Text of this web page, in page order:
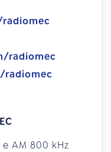
radiomec
AM 800 kHz